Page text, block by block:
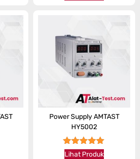
Power Supply AMTAST
HY5002
★★★★★
Lihat Produk